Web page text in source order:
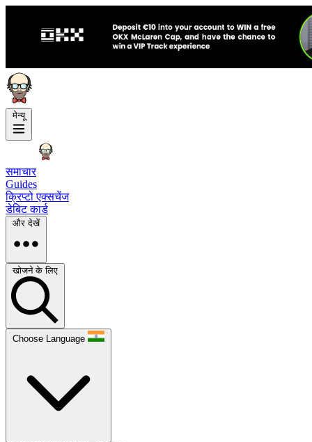
मेन्यू
समाचार
Guides
क्रिप्टो एक्सचेंज
डेबिट कार्ड
और देखें
खोजने के लिए
Choose Language